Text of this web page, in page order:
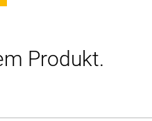
Produkt.